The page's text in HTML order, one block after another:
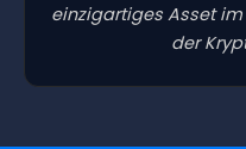
einzigartiges Asset
der